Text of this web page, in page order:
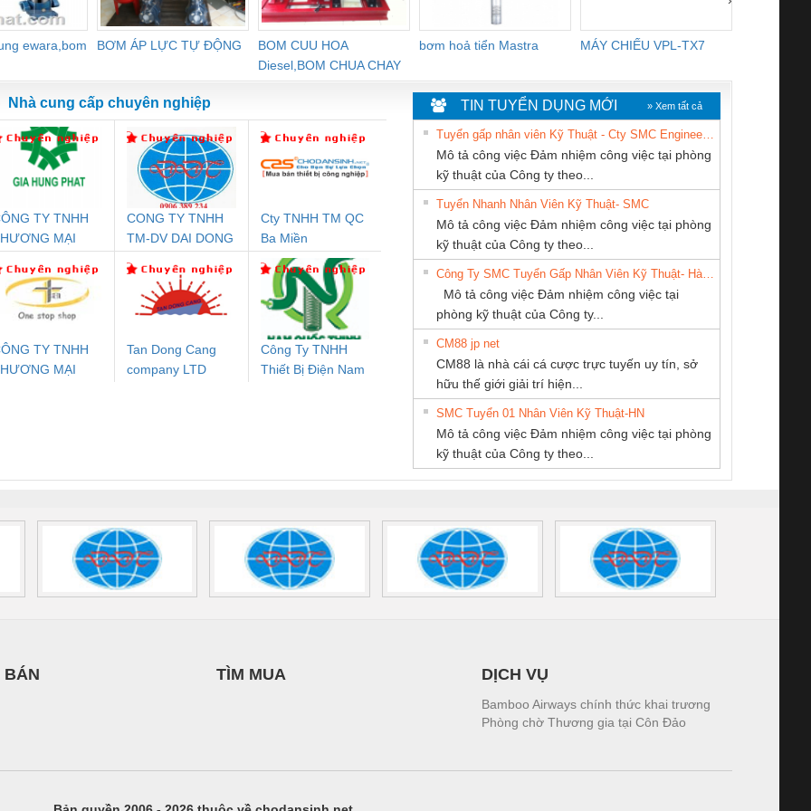
ewara,bom
BƠM ÁP LỰC TỰ ĐỘNG
BOM CUU HOA
Diesel,BOM CHUA CHAY
bơm hoả tiển Mastra MÁY CHIẾU VPL-TX7
An Toàn
Contact
1NO-
24DC-SP -
Rơ Le An Toàn
Phoenix Contact
PSR-SCP-
24UC/ESL4/3X1/1X2/B
- 2981059
Điện AC
Mô-đun Ắc Quy UPS
Bộ Lặp Tín Hiệu
PROFIBUS Phoenix
Contact PSI-REP-
PROFIBUS/12MB -
2708863
Rơ Le An Toàn
Phoenix Contact
2986960 – PSR-
SCP-
24DC/FSP/2X1/1X2
Rơ Le An Toàn
Bộ giám sát chuỗi
tấm pin
TRANSCLINIC 16I+
1K5 H (2502520000)
Bộ giám sát chuỗi
tấm pin
TRANSCLINIC 16I+
1K5 L (2433950000)
Bộ giám sát dòng
TRANSCLINIC 16I+
(2008130000)
Bộ chỉnh lưu nguồn
điện TRANSCLINIC
BKE 1K5.4
(7791400879)2. Giá
Nẹp nhôm chống
trơn Đà Nẵng
Nhà cung cấp chuyên nghiệp
TY TNHH
MẠI
ĐIỆN CƠ
GIA HƯNG PHÁT
CONG TY TNHH
TM-DV DAI DONG
Cty TNHH TM QC
Ba Miền
TY TNHH
MẠI
Tan Dong Cang
company LTD
Công Ty TNHH
Thiết Bị Điện Nam
CÔNG TY CỔ
PHẦN DÂY VÀ
CÁP ĐIỆN
THƯỢNG ĐÌNH
CÔNG TY TNHH
THIẾT BỊ CÔNG
NGHIỆP NIHON
SETSUBI VIỆT
NAM
CÔNG TY CỔ
TIẾN HƯNG
CÔNG TY TNHH
KINH DOANH
DỊCH VỤ XNK
PHƯƠNG NAM
MEKONG MARINE
SUPPLY
KỸ THUẬT KTECH
TIN TUYỂN DỤNG MỚI » Xem tất cả
Mô tả công việc Đảm nhiệm công việc tại phòng
kỹ thuật của Công ty theo...
Tuyển Nhanh Nhân Viên Kỹ Thuật- SMC
Mô tả công việc Đảm nhiệm công việc tại phòng
kỹ thuật của Công ty theo...
Mô tả công việc Đảm nhiệm công việc tại
phòng kỹ thuật của Công ty...
CM88 jp net
CM88 là nhà cái cá cược trực tuyến uy tín, sở
hữu thế giới giải trí hiện...
SMC Tuyển 01 Nhân Viên Kỹ Thuật-HN
Mô tả công việc Đảm nhiệm công việc tại phòng
kỹ thuật của Công ty theo...
BÁN TÌM MUA DỊCH VỤ
Bamboo Airways chính thức khai trương
Phòng chờ Thương gia tại Côn Đảo